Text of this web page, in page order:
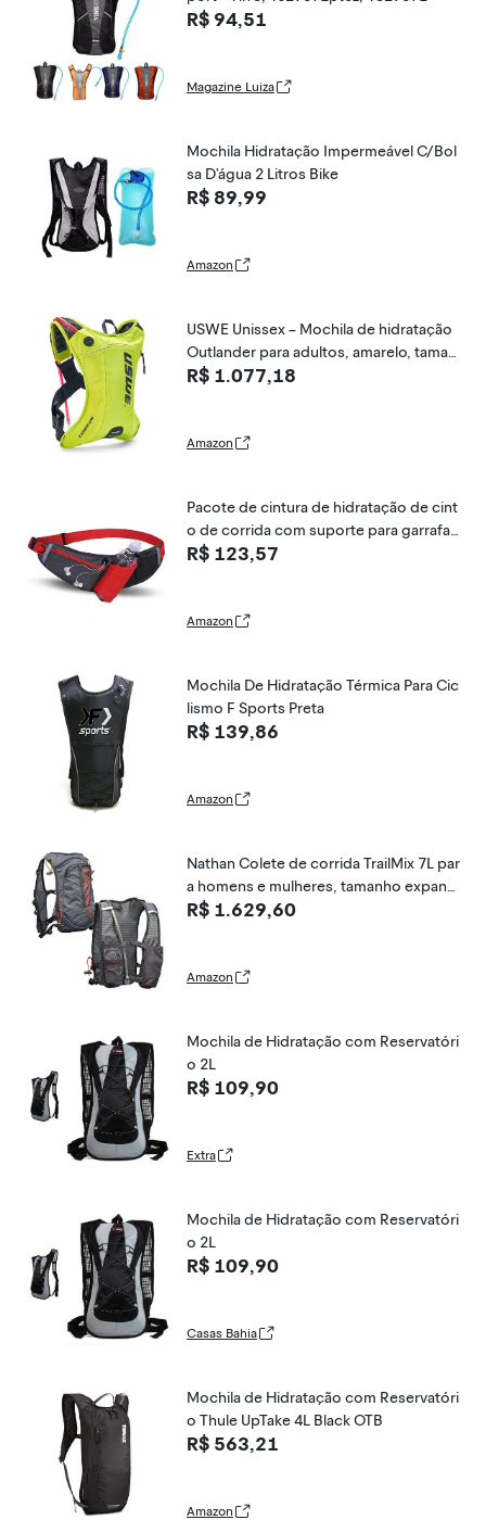
R$ 94,51
Magazine Luiza
Mochila Hidratação Impermeável C/Bol
sa D'água 2 Litros Bike
R$ 89,99
Amazon
USWE Unissex – Mochila de hidratação
Outlander para adultos, amarelo, taman
ho único, One Size
R$ 1.077,18
Amazon
Pacote de cintura de hidratação de cint
o de corrida com suporte para garrafa
de água Cinto de fanny esportivo ajust
R$ 123,57
Amazon
Mochila De Hidratação Térmica Para Cic
lismo F Sports Preta
R$ 139,86
Amazon
Nathan Colete de corrida TrailMix 7L par
a homens e mulheres, tamanho expandi
do, 7 litros, colete de hidratação com p
a
R$ 1.629,60
Amazon
Mochila de Hidratação com Reservatóri
o 2L
R$ 109,90
Extra
Mochila de Hidratação com Reservatóri
o 2L
R$ 109,90
Casas Bahia
Mochila de Hidratação com Reservatóri
o Thule UpTake 4L Black OTB
R$ 563,21
Amazon